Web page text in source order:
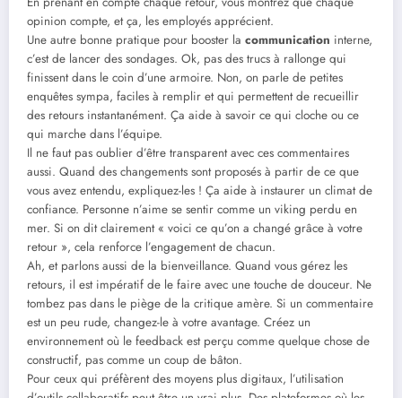
opinion compte, et ça, les employés apprécient.
Une autre bonne pratique pour booster la communication interne,
c’est de lancer des sondages. Ok, pas des trucs à rallonge qui
finissent dans le coin d’une armoire. Non, on parle de petites
enquêtes sympa, faciles à remplir et qui permettent de recueillir
des retours instantanément. Ça aide à savoir ce qui cloche ou ce
qui marche dans l’équipe.
Il ne faut pas oublier d’être transparent avec ces commentaires
aussi. Quand des changements sont proposés à partir de ce que
vous avez entendu, expliquez-les ! Ça aide à instaurer un climat de
confiance. Personne n’aime se sentir comme un viking perdu en
mer. Si on dit clairement « voici ce qu’on a changé grâce à votre
retour », cela renforce l’engagement de chacun.
Ah, et parlons aussi de la bienveillance. Quand vous gérez les
retours, il est impératif de le faire avec une touche de douceur. Ne
tombez pas dans le piège de la critique amère. Si un commentaire
est un peu rude, changez-le à votre avantage. Créez un
environnement où le feedback est perçu comme quelque chose de
constructif, pas comme un coup de bâton.
Pour ceux qui préfèrent des moyens plus digitaux, l’utilisation